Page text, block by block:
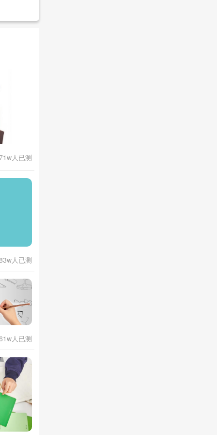
人已测
人已测
人已测